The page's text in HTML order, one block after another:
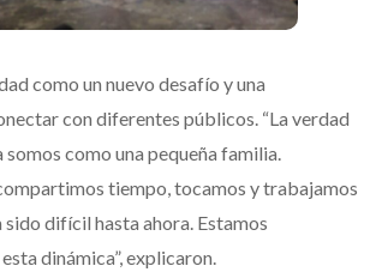
como un nuevo desafío y una
con diferentes públicos. “La verdad
somos como una pequeña familia.
tiempo, tocamos y trabajamos
sido difícil hasta ahora. Estamos
dinámica”, explicaron.